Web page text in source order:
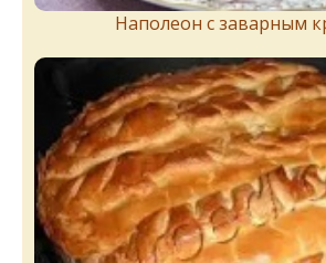
Наполеон с заварным